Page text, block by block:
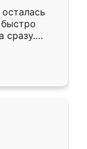
сразу.
к
Собрали
даже